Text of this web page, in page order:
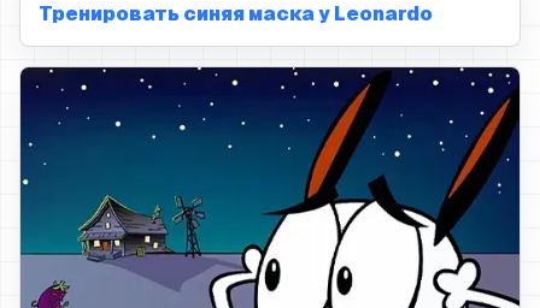
Тренировать синяя маска у Leonardo